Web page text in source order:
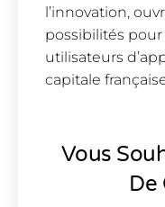
l’innovation,
possibilités
utilisateurs
capitale
Vous
De